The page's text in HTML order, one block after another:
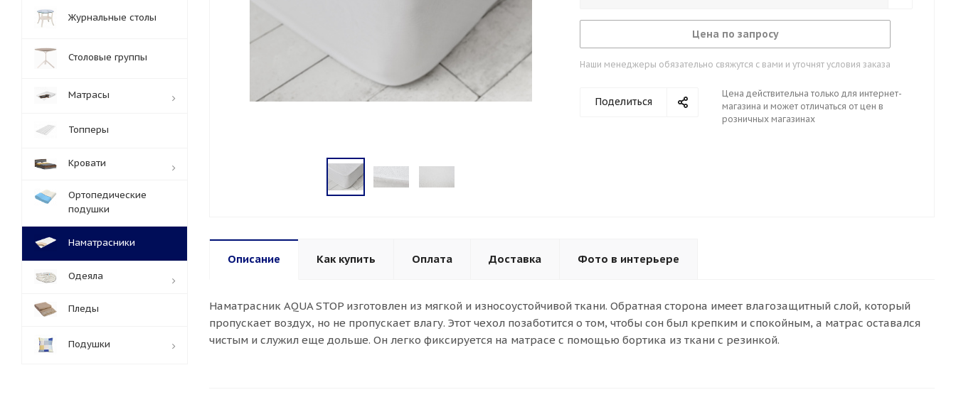
Цена по запросу
Наши менеджеры обязательно свяжутся с вами и уточнят условия заказа
Поделиться
Цена действительна только для интернет-
магазина и может отличаться от цен в
розничных магазинах
Описание Как купить Оплата Доставка Фото в интерьере
Наматрасник AQUA STOP изготовлен из мягкой и износоустойчивой ткани. Обратная сторона имеет влагозащитный слой, который
пропускает воздух, но не пропускает влагу. Этот чехол позаботится о том, чтобы сон был крепким и спокойным, а матрас оставался
чистым и служил еще дольше. Он легко фиксируется на матрасе с помощью бортика из ткани с резинкой.
Журнальные столы
Столовые группы
Матрасы
Топперы
Кровати
Ортопедические
подушки
Наматрасники
Одеяла
Пледы
Подушки